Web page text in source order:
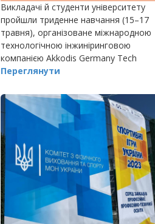
Викладачі й студенти університету
пройшли триденне навчання (15–17
травня), організоване міжнародною
технологічною інжиніринговою
компанією Akkodis Germany Tech
Experts GmbH.
Переглянути